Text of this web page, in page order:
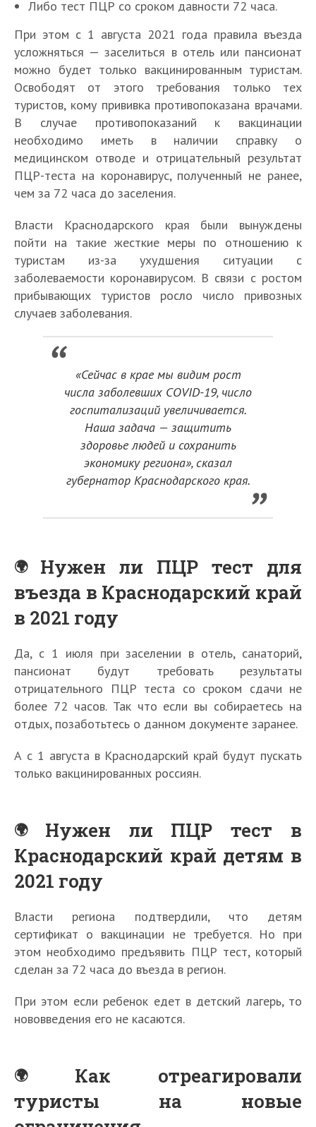
Либо тест ПЦР со сроком давности 72 часа.
При этом с 1 августа 2021 года правила въезда
усложняться — заселиться в отель или пансионат
можно будет только вакцинированным туристам.
Освободят от этого требования только тех
туристов, кому прививка противопоказана врачами.
В случае противопоказаний к вакцинации
необходимо иметь в наличии справку о
медицинском отводе и отрицательный результат
ПЦР-теста на коронавирус, полученный не ранее,
чем за 72 часа до заселения.
Власти Краснодарского края были вынуждены
пойти на такие жесткие меры по отношению к
туристам из-за ухудшения ситуации с
заболеваемости коронавирусом. В связи с ростом
прибывающих туристов росло число привозных
случаев заболевания.
«Сейчас в крае мы видим рост
числа заболевших COVID-19, число
госпитализаций увеличивается.
Наша задача — защитить
здоровье людей и сохранить
экономику региона», сказал
губернатор Краснодарского края.
Нужен ли ПЦР тест для
въезда в Краснодарский край
в 2021 году
Да, с 1 июля при заселении в отель, санаторий,
пансионат будут требовать результаты
отрицательного ПЦР теста со сроком сдачи не
более 72 часов. Так что если вы собираетесь на
отдых, позаботьтесь о данном документе заранее.
А с 1 августа в Краснодарский край будут пускать
только вакцинированных россиян.
Нужен ли ПЦР тест в
Краснодарский край детям в
2021 году
Власти региона подтвердили, что детям
сертификат о вакцинации не требуется. Но при
этом необходимо предъявить ПЦР тест, который
сделан за 72 часа до въезда в регион.
При этом если ребенок едет в детский лагерь, то
нововведения его не касаются.
Как отреагировали
туристы на новые